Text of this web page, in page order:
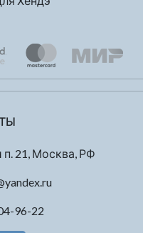
21, Москва, РФ
96-22